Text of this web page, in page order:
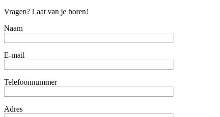
Vragen? Laat van je horen!
Naam
E-mail
Telefoonnummer
Adres